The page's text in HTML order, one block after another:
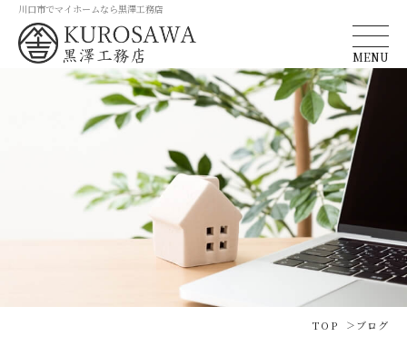
川口市でマイホームなら黒澤工務店
MENU
TOP ブログ